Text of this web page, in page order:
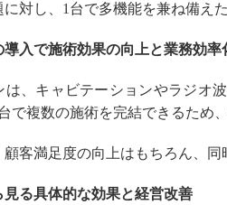
に対し、1台で多機能を兼ね備え
導入で施術効果の向上と業務効率
は、キャビテーションやラジオ
で複数の施術を完結できるため
客満足度の向上はもちろん、
見る具体的な効果と経営改善